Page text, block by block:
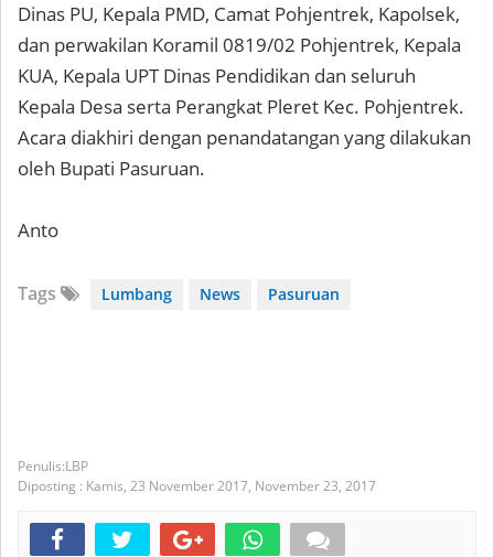
Dinas PU, Kepala PMD, Camat Pohjentrek, Kapolsek,
dan perwakilan Koramil 0819/02 Pohjentrek, Kepala
KUA, Kepala UPT Dinas Pendidikan dan seluruh
Kepala Desa serta Perangkat Pleret Kec. Pohjentrek.
Acara diakhiri dengan penandatangan yang dilakukan
oleh Bupati Pasuruan.
Anto
Tags Lumbang News Pasuruan
LBP
Diposting : Kamis, 23 November 2017, November 23, 2017